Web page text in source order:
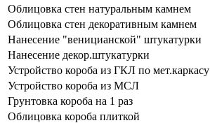
Облицовка стен натуральным камнем
Облицовка стен декоративным камнем
Нанесение "веницианской" штукатурки
Нанесение декор.штукатурки
Устройство короба из ГКЛ по мет.каркасу
Устройство короба из МСЛ
Грунтовка короба на 1 раз
Облицовка короба плиткой